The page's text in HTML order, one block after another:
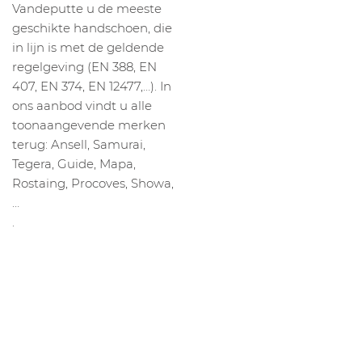
Vandeputte u de meeste
geschikte handschoen, die
in lijn is met de geldende
regelgeving (EN 388, EN
407, EN 374, EN 12477,…). In
ons aanbod vindt u alle
toonaangevende merken
terug: Ansell, Samurai,
Tegera, Guide, Mapa,
Rostaing, Procoves, Showa,
…
.